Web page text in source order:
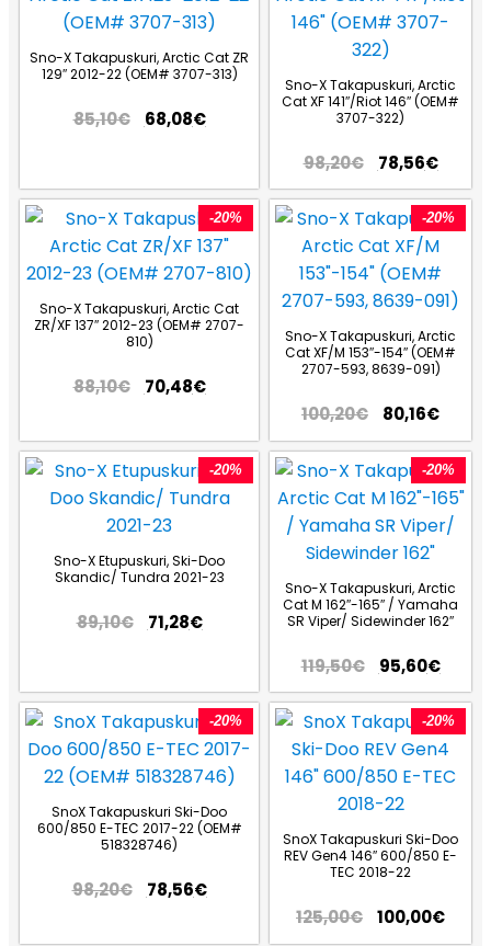
Sno-X Takapuskuri, Arctic Cat ZR
129″ 2012-22 (OEM# 3707-313)
85,10€ 68,08€
Sno-X Takapuskuri, Arctic
Cat XF 141″/Riot 146″ (OEM#
3707-322)
98,20€ 78,56€
-20%
Sno-X Takapuskuri, Arctic Cat
ZR/XF 137″ 2012-23 (OEM# 2707-
810)
88,10€ 70,48€
-20%
Sno-X Takapuskuri, Arctic
Cat XF/M 153″-154″ (OEM#
2707-593, 8639-091)
100,20€ 80,16€
-20%
Sno-X Etupuskuri, Ski-Doo
Skandic/ Tundra 2021-23
89,10€ 71,28€
-20%
Sno-X Takapuskuri, Arctic
Cat M 162″-165″ / Yamaha
SR Viper/ Sidewinder 162″
119,50€ 95,60€
-20%
SnoX Takapuskuri Ski-Doo
600/850 E-TEC 2017-22 (OEM#
518328746)
98,20€ 78,56€
-20%
SnoX Takapuskuri Ski-Doo
REV Gen4 146″ 600/850 E-
TEC 2018-22
125,00€ 100,00€